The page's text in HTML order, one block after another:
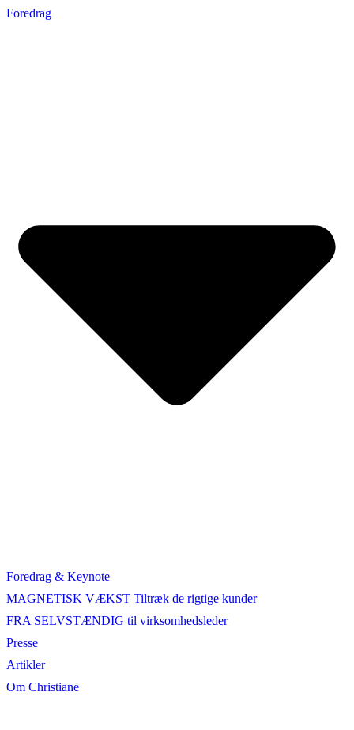
Foredrag
Foredrag & Keynote
MAGNETISK VÆKST Tiltræk de rigtige kunder
FRA SELVSTÆNDIG til virksomhedsleder
Presse
Artikler
Om Christiane